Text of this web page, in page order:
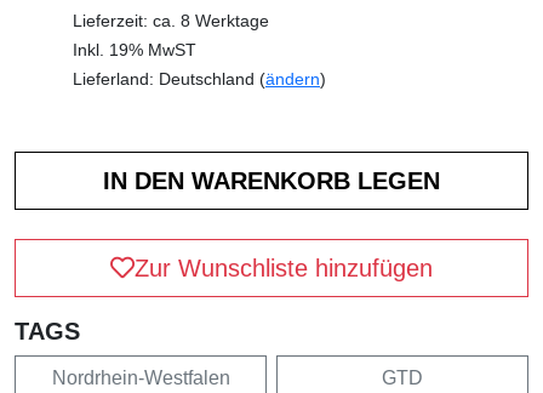
Lieferzeit: ca. 8 Werktage
Inkl. 19% MwST
Lieferland: Deutschland (ändern)
Zur Wunschliste hinzufügen
TAGS
Nordrhein-Westfalen GTD